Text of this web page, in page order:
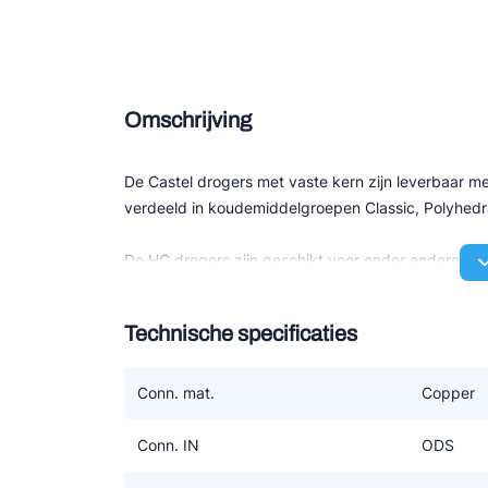
Omschrijving
De Castel drogers met vaste kern zijn leverbaar
verdeeld in koudemiddelgroepen Classic,
De HC drogers zijn geschikt voor onder andere
voor zich. Alle overige zijn geschikt voor HFC/HFO
Het zijn 100% moleculaire zeef blokken. De
drukverlies.
Technische specificaties
Conn. mat. Copper
Conn. IN ODS